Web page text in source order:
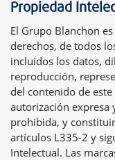
Propiedad
El Grupo Blanchon
derechos, de todos
incluidos los datos,
reproducción,
del contenido de
autorización expresa
prohibida, y
artículos L335-2 y
Intelectual. Las